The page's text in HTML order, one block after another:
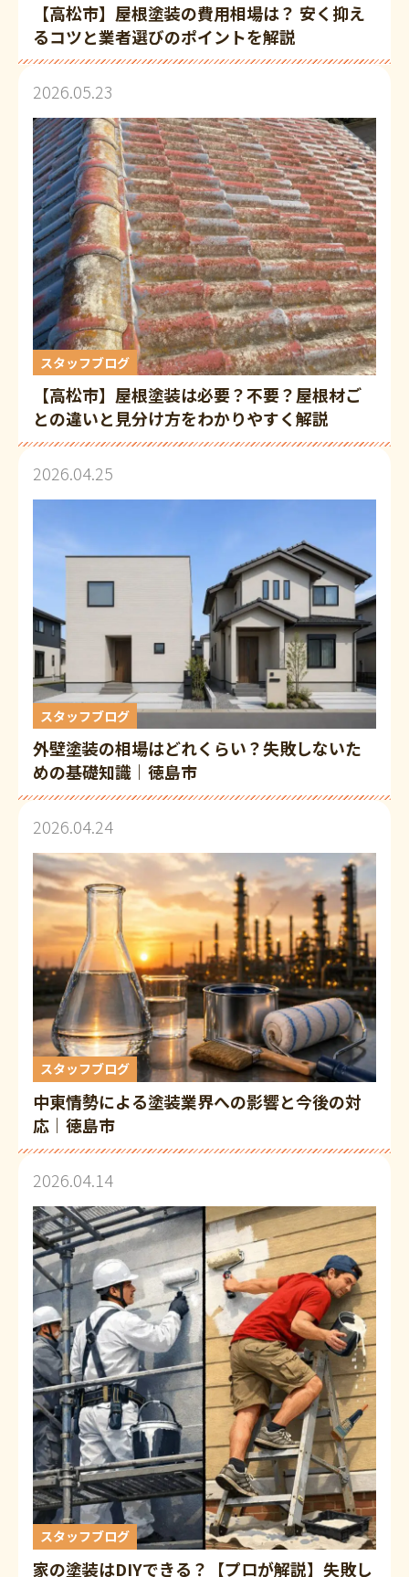
【高松市】屋根塗装の費用相場は？ 安く抑え
るコツと業者選びのポイントを解説
2026.05.23
スタッフブログ
【高松市】屋根塗装は必要？不要？屋根材ご
との違いと見分け方をわかりやすく解説
2026.04.25
スタッフブログ
外壁塗装の相場はどれくらい？失敗しないた
めの基礎知識｜徳島市
2026.04.24
スタッフブログ
中東情勢による塗装業界への影響と今後の対
応｜徳島市
2026.04.14
スタッフブログ
家の塗装はDIYできる？【プロが解説】失敗し